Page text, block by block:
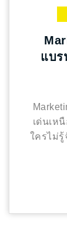
ให้ได้
การวา
สม สร้
วิเคร
อย่าง
หวังห
ง่ายๆ คื
ตลาดที่
แข็ง มุ่ง
การเ
เนื้อ
(1:1)
เหมาะ
รูปปก:
แสดงร
จำนวน
หากใ
ใจ จัด
แนวนอ
แบร
เด่นเห
ใครไม่รู้
สุดน่า
ความ